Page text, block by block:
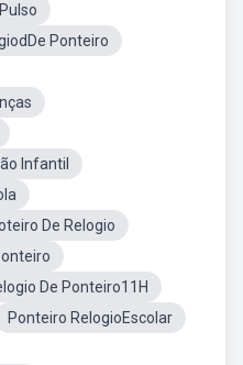
Ponteiro
Infantil
De Relogio
De Ponteiro11H
Ponteiro RelogioEscolar